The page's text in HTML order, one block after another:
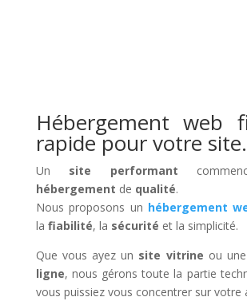
Hébergement web
rapide pour votre site.
Un site performant
hébergement de qualité.
Nous proposons un hébergement
la fiabilité, la sécurité et la simplicité.
Que vous ayez un site vitrine ou une
ligne, nous gérons toute la partie
vous puissiez vous concentrer sur votre